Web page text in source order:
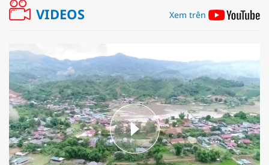
VIDEOS Xem trên